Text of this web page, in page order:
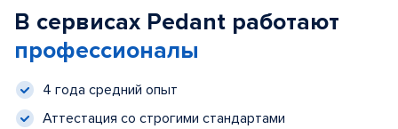
В сервисах Pedant работают
профессионалы
4 года средний опыт
Аттестация со строгими стандартами